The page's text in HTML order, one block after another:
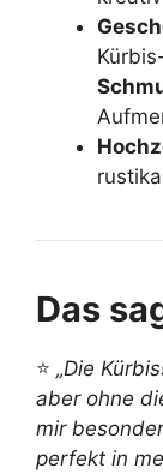
Das
⭐ „Die
aber ohne
mir
perfekt in